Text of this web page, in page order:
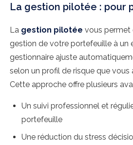
La gestion pilotée : pour
La gestion pilotée vous permet
gestion de votre portefeuille à un
gestionnaire ajuste
selon un profil de risque que vous
Cette approche offre plusieurs
Un suivi professionnel et
portefeuille
Une réduction du stress